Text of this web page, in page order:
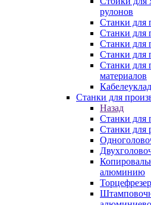
рулонов
Станки для
Станки для
Станки для
Станки для
Станки для
материалов
Станки для
Назад
Станки для
Станки для
алюминию